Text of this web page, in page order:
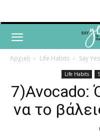
Αρχική Life Habits Say
Life Habits
7)Avocado:
να το